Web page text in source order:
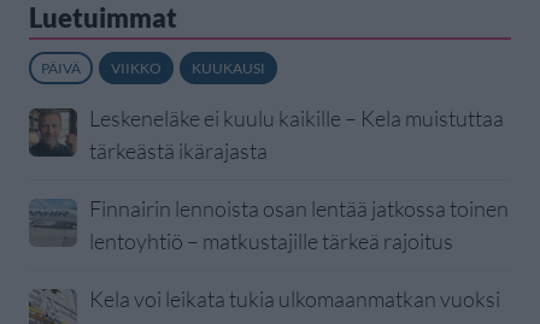
Luetuimmat
PÄIVÄ VIIKKO KUUKAUSI
Leskeneläke ei kuulu kaikille – Kela muistuttaa
tärkeästä ikärajasta
Finnairin lennoista osan lentää jatkossa toinen
lentoyhtiö – matkustajille tärkeä rajoitus
Kela voi leikata tukia ulkomaanmatkan vuoksi